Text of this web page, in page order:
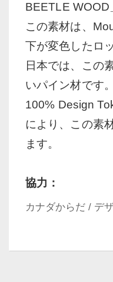
BEETLE WOOD
この素材は、
下が変色したロ
日本では、この
いパイン材です。
100% Design
により、この素
ます。
協力：
カナダからだ / デ